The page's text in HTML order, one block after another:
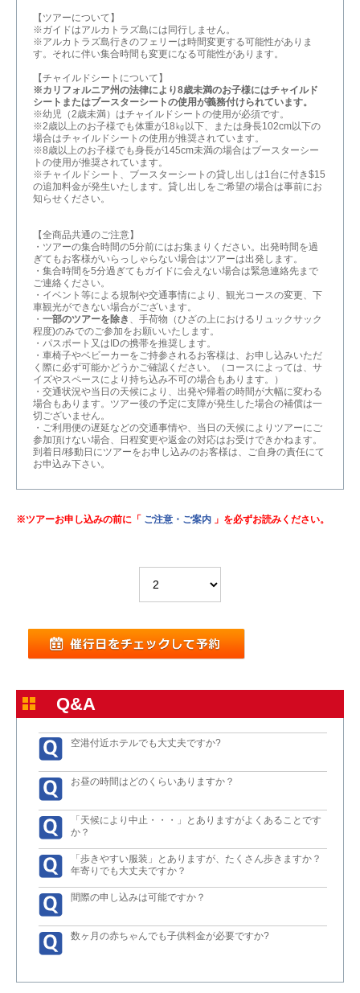
【ツアーについて】
※ガイドはアルカトラズ島には同行しません。
※アルカトラズ島行きのフェリーは時間変更する可能性がありま
す。それに伴い集合時間も変更になる可能性があります。
【チャイルドシートについて】
※カリフォルニア州の法律により8歳未満のお子様にはチャイルド
シートまたはブースターシートの使用が義務付けられています。
※幼児（2歳未満）はチャイルドシートの使用が必須です。
※2歳以上のお子様でも体重が18㎏以下、または身長102cm以下の
場合はチャイルドシートの使用が推奨されています。
※8歳以上のお子様でも身長が145cm未満の場合はブースターシー
トの使用が推奨されています。
※チャイルドシート、ブースターシートの貸し出しは1台に付き$15
の追加料金が発生いたします。貸し出しをご希望の場合は事前にお
知らせください。
【全商品共通のご注意】
・ツアーの集合時間の5分前にはお集まりください。出発時間を過
ぎてもお客様がいらっしゃらない場合はツアーは出発します。
・集合時間を5分過ぎてもガイドに会えない場合は緊急連絡先まで
ご連絡ください。
・イベント等による規制や交通事情により、観光コースの変更、下
車観光ができない場合がございます。
・ 一部のツアーを除き 、手荷物（ひざの上におけるリュックサック
程度)のみでのご参加をお願いいたします。
・パスポート又はIDの携帯を推奨します。
・車椅子やベビーカーをご持参されるお客様は、お申し込みいただ
く際に必ず可能かどうかご確認ください。（コースによっては、サ
イズやスペースにより持ち込み不可の場合もあります。）
・交通状況や当日の天候により、出発や帰着の時間が大幅に変わる
場合もあります。ツアー後の予定に支障が発生した場合の補償は一
切ございません。
・ご利用便の遅延などの交通事情や、当日の天候によりツアーにご
参加頂けない場合、日程変更や返金の対応はお受けできかねます。
到着日/移動日にツアーをお申し込みのお客様は、ご自身の責任にて
お申込み下さい。
※ツアーお申し込みの前に「 ご注意・ご案内 」を必ずお読みください。
Q&A
空港付近ホテルでも大丈夫ですか?
お昼の時間はどのくらいありますか？
「天候により中止・・・」とありますがよくあることです
か？
「歩きやすい服装」とありますが、たくさん歩きますか？
年寄りでも大丈夫ですか？
間際の申し込みは可能ですか？
数ヶ月の赤ちゃんでも子供料金が必要ですか?